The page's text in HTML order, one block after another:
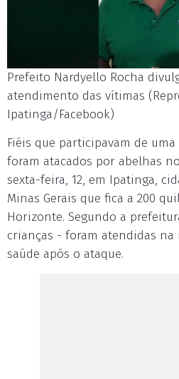
Prefeito Nardyello Rocha
atendimento das vítimas
Ipatinga/Facebook)
Fiéis que participavam de
foram atacados por abelhas
sexta-feira, 12, em Ipatinga,
Minas Gerais que fica a 200
Horizonte. Segundo a
crianças - foram atendidas na
saúde após o ataque.